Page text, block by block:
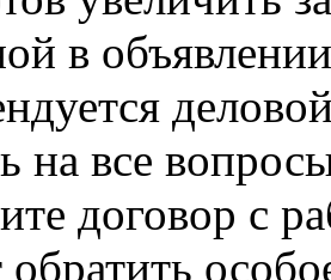
в
на все
договор с
обратить